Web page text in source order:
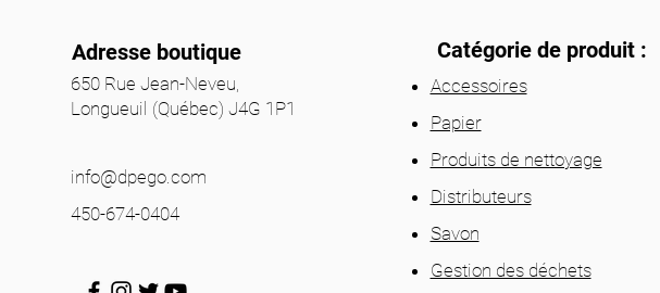
Adresse boutique
650 Rue Jean-Neveu,
Longueuil (Québec) J4G 1P1
info@dpego.com
450-674-0404
Catégorie de produit :
Accessoires
Papier
Produits de nettoyage
Distributeurs
Savon
Gestion des déchets